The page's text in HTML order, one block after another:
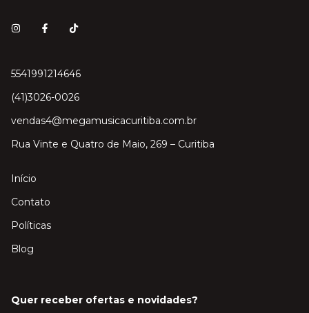
5541991214646
(41)3026-0026
vendas4@megamusicacuritiba.com.br
Rua Vinte e Quatro de Maio, 269 – Curitiba
Início
Contato
Políticas
Blog
Quer receber ofertas e novidades?